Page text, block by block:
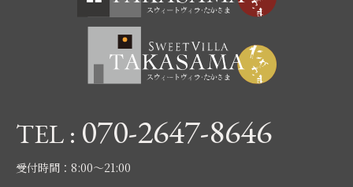
TEL : 070-2647-8646
受付時間：8:00〜21:00